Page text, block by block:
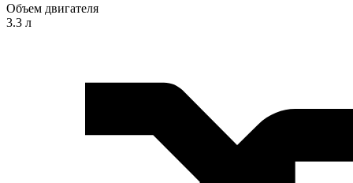
Объем двигателя
3.3 л